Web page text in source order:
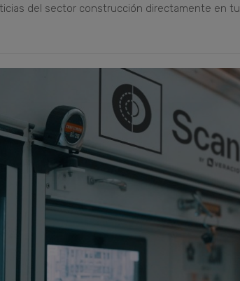
del sector construcción directamente en tu